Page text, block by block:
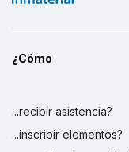
¿Cómo
...recibir asistencia?
...inscribir elementos?